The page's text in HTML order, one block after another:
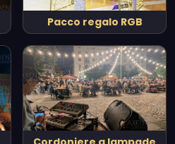
Pacco regalo RGB